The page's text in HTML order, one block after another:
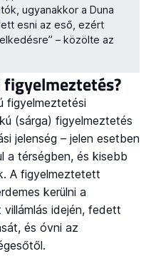
ugyanakkor a Duna
esni az eső, ezért
– közölte az
figyelmeztetési
(sárga) figyelmeztetés
jelenség – jelen esetben
a térségben, és kisebb
A figyelmeztetett
kerülni a
idején, fedett
és óvni az